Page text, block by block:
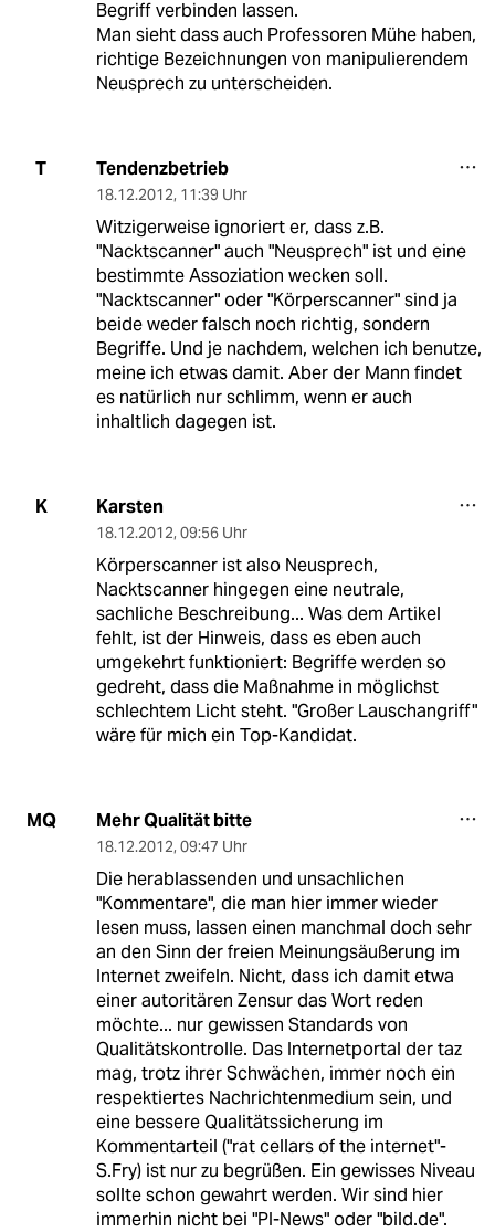
Begriff verbinden lassen.
Man sieht dass auch Professoren Mühe haben,
richtige Bezeichnungen von manipulierendem
Neusprech zu unterscheiden.
T Tendenzbetrieb
18.12.2012, 11:39 Uhr
Witzigerweise ignoriert er, dass z.B.
"Nacktscanner" auch "Neusprech" ist und eine
bestimmte Assoziation wecken soll.
"Nacktscanner" oder "Körperscanner" sind ja
beide weder falsch noch richtig, sondern
Begriffe. Und je nachdem, welchen ich benutze,
meine ich etwas damit. Aber der Mann findet
es natürlich nur schlimm, wenn er auch
inhaltlich dagegen ist.
K Karsten
18.12.2012, 09:56 Uhr
Körperscanner ist also Neusprech,
Nacktscanner hingegen eine neutrale,
sachliche Beschreibung... Was dem Artikel
fehlt, ist der Hinweis, dass es eben auch
umgekehrt funktioniert: Begriffe werden so
gedreht, dass die Maßnahme in möglichst
schlechtem Licht steht. "Großer Lauschangriff"
wäre für mich ein Top-Kandidat.
MQ Mehr Qualität bitte
18.12.2012, 09:47 Uhr
Die herablassenden und unsachlichen
"Kommentare", die man hier immer wieder
lesen muss, lassen einen manchmal doch sehr
an den Sinn der freien Meinungsäußerung im
Internet zweifeln. Nicht, dass ich damit etwa
einer autoritären Zensur das Wort reden
möchte... nur gewissen Standards von
Qualitätskontrolle. Das Internetportal der taz
mag, trotz ihrer Schwächen, immer noch ein
respektiertes Nachrichtenmedium sein, und
eine bessere Qualitätssicherung im
Kommentarteil ("rat cellars of the internet"-
S.Fry) ist nur zu begrüßen. Ein gewisses Niveau
sollte schon gewahrt werden. Wir sind hier
immerhin nicht bei "PI-News" oder "bild.de".